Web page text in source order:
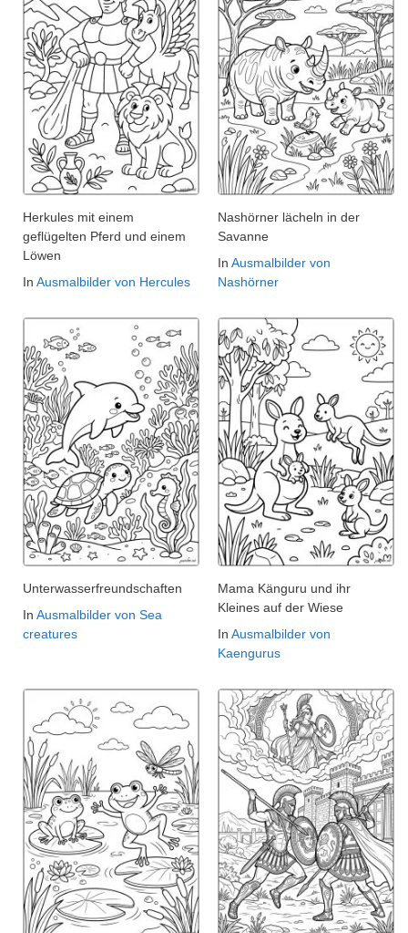
Herkules mit einem
geflügelten Pferd und einem
Löwen
In Ausmalbilder von Hercules
Nashörner lächeln in der
Savanne
In Ausmalbilder von
Nashörner
Unterwasserfreundschaften
In Ausmalbilder von Sea
creatures
Mama Känguru und ihr
Kleines auf der Wiese
In Ausmalbilder von
Kaengurus